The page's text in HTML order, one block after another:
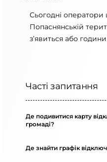
Сьогодні
Попаснянській
з’явиться або
Часті запитання
Де подивитися карту
громаді?
Де знайти графік